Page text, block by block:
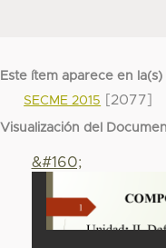
Este ítem aparece en
SECME 2015
[2077]
Visualización del
&#160;